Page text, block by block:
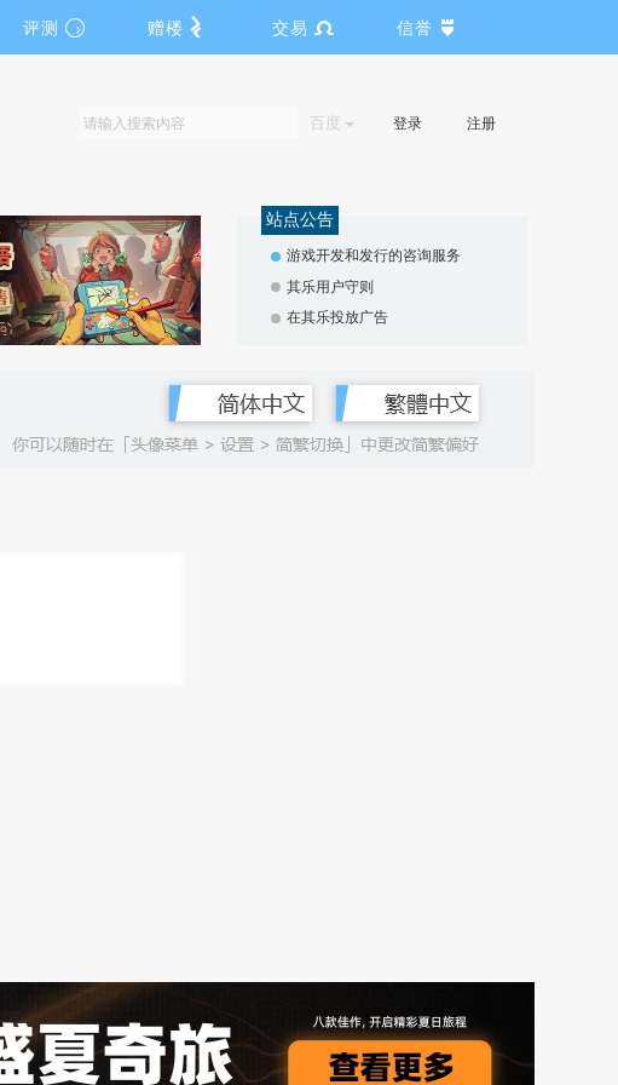
评测 赠楼 交易 信誉
百度 登录 注册
站点公告
游戏开发和发行的咨询服务
其乐用户守则
在其乐投放广告